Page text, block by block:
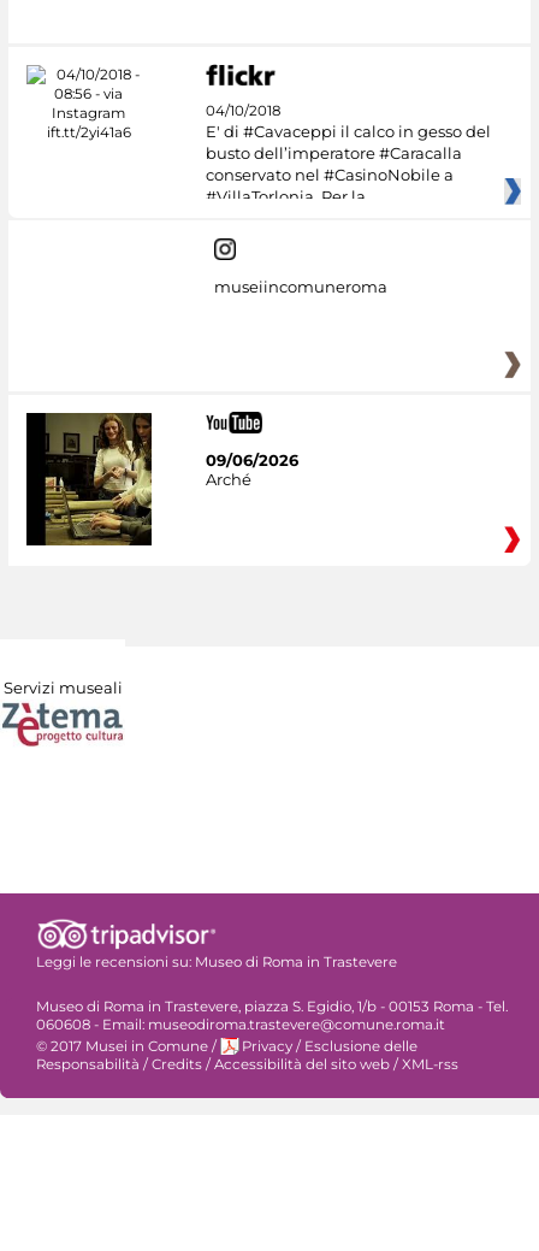
04/10/2018
E' di #Cavaceppi il calco in gesso del
busto dell’imperatore #Caracalla
conservato nel #CasinoNobile a
#VillaTorlonia. Per la
museiincomuneroma
09/06/2026
Arché
Servizi museali
Leggi le recensioni su: Museo di Roma in Trastevere
Museo di Roma in Trastevere, piazza S. Egidio, 1/b - 00153 Roma - Tel.
060608 - Email: museodiroma.trastevere@comune.roma.it
© 2017 Musei in Comune / Privacy / Esclusione delle
Responsabilità / Credits / Accessibilità del sito web / XML-rss